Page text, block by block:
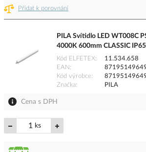
Přidat k porovnání
PILA Svítidlo LED WT008C
4000K 600mm CLASSIC IP65
Kód ELFETEX
11.534.658
EAN
Kód výrobce
Značka
PILA
Cena s DPH
ks